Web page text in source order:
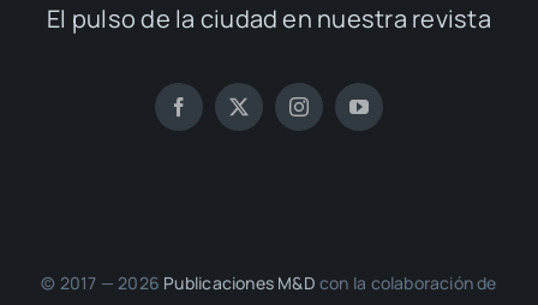
El pul­so de la ciu­dad en nues­tra revis­ta
© 2017 — 2026 Publi­ca­cio­nes M&D con la cola­bo­ra­ción de